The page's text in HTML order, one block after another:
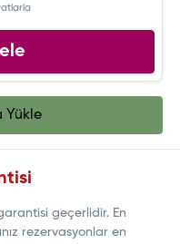
Yükle
geçerlidir. En
rezervasyonlar en